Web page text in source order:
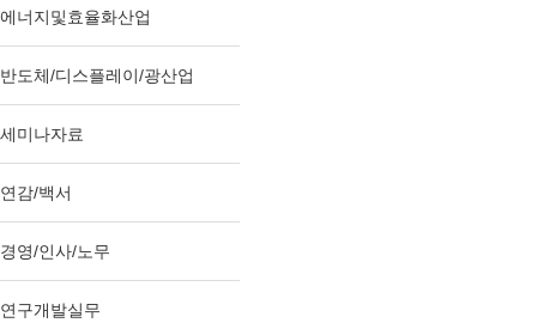
에너지및효율화산업
반도체/디스플레이/광산업
세미나자료
연감/백서
경영/인사/노무
연구개발실무